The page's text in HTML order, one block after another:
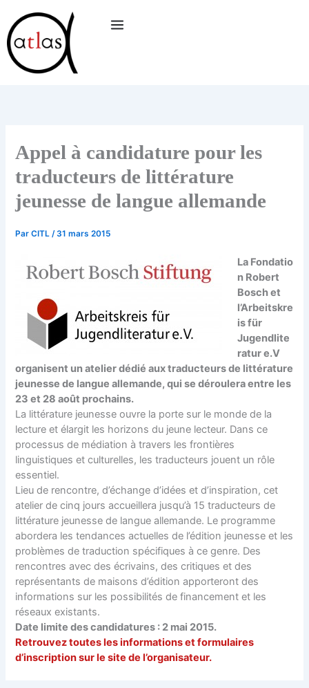
au
contenu
Appel à candidature pour les
traducteurs de littérature
jeunesse de langue allemande
ParCITL/31 mars 2015
La Fondatio
n Robert
Bosch et
l’Arbeitskre
is für
Jugendlite
ratur e.V
organisent un atelier dédié aux traducteurs de littérature
jeunesse de langue allemande, qui se déroulera entre les
23 et 28 août prochains.
La littérature jeunesse ouvre la porte sur le monde de la
lecture et élargit les horizons du jeune lecteur. Dans ce
processus de médiation à travers les frontières
linguistiques et culturelles, les traducteurs jouent un rôle
essentiel.
Lieu de rencontre, d’échange d’idées et d’inspiration, cet
atelier de cinq jours accueillera jusqu’à 15 traducteurs de
littérature jeunesse de langue allemande. Le programme
abordera les tendances actuelles de l’édition jeunesse et les
problèmes de traduction spécifiques à ce genre. Des
rencontres avec des écrivains, des critiques et des
représentants de maisons d’édition apporteront des
informations sur les possibilités de financement et les
réseaux existants.
Date limite des candidatures : 2 mai 2015.
Retrouvez toutes les informations et formulaires
d’inscription sur le site de l’organisateur.